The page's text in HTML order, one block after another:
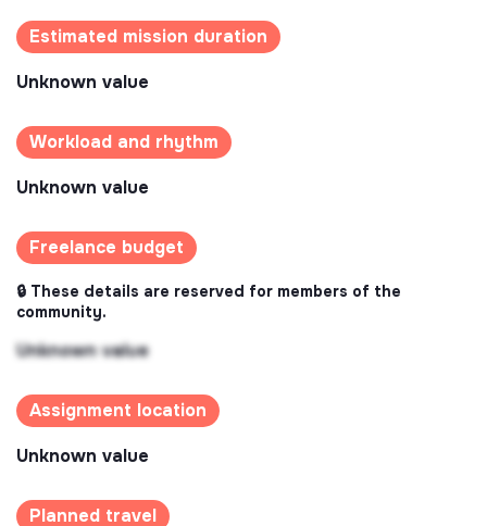
Estimated mission duration
Unknown value
Workload and rhythm
Unknown value
Freelance budget
🔒 These details are reserved for members of the
community.
Unknown value
Assignment location
Unknown value
Planned travel